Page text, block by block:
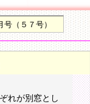
（５７号）
れが別窓とし